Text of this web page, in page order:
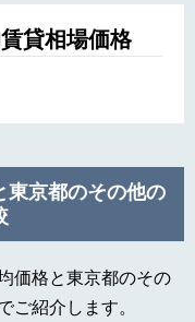
貸相場価格
東京都のその他の
価格と東京都のその
ご紹介します。